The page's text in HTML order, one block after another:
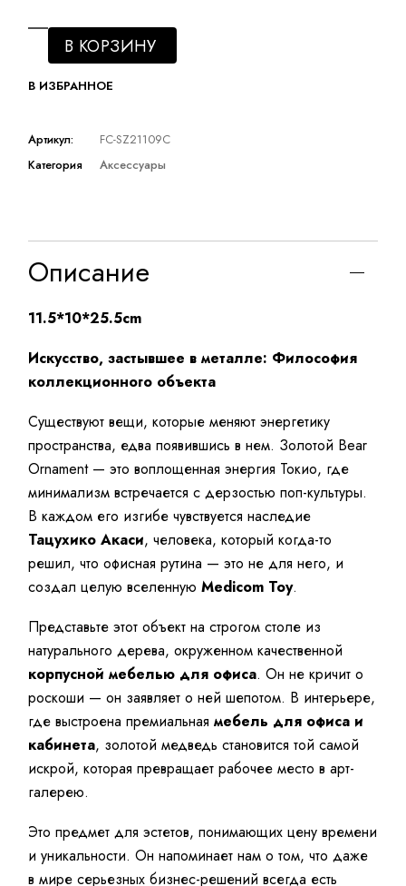
В КОРЗИНУ
В ИЗБРАННОЕ
Артикул:
FC-SZ21109C
Категория
Аксессуары
Описание
11.5*10*25.5cm
Искусство, застывшее в металле: Философия
коллекционного объекта
Существуют вещи, которые меняют энергетику
пространства, едва появившись в нем. Золотой Bear
Ornament — это воплощенная энергия Токио, где
минимализм встречается с дерзостью поп-культуры.
В каждом его изгибе чувствуется наследие
Тацухико Акаси, человека, который когда-то
решил, что офисная рутина — это не для него, и
создал целую вселеннуюMedicom Toy.
Представьте этот объект на строгом столе из
натурального дерева, окруженном качественной
корпусной мебелью для офиса. Он не кричит о
роскоши — он заявляет о ней шепотом. В интерьере,
где выстроена премиальнаямебель для офиса и
кабинета, золотой медведь становится той самой
искрой, которая превращает рабочее место в арт-
галерею.
Это предмет для эстетов, понимающих цену времени
и уникальности. Он напоминает нам о том, что даже
в мире серьезных бизнес-решений всегда есть